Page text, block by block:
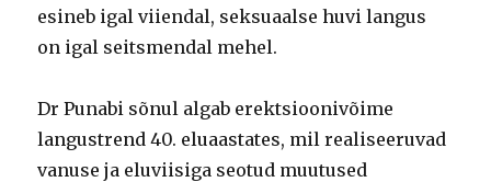
esineb igal viiendal, seksuaalse huvi langus
on igal seitsmendal mehel.
Dr Punabi sõnul algab erektsioonivõime
langustrend 40. eluaastates, mil realiseeruvad
vanuse ja eluviisiga seotud muutused